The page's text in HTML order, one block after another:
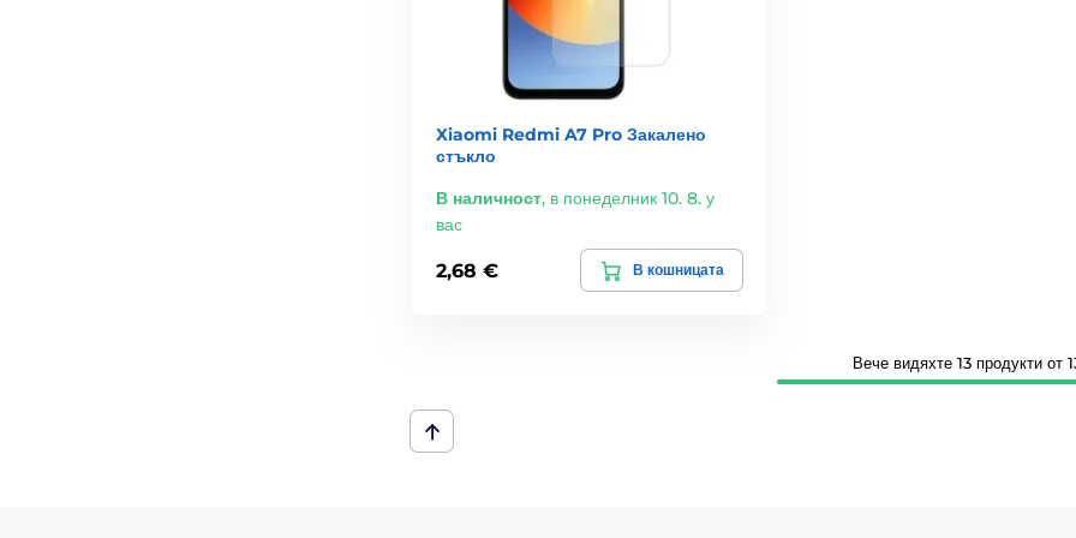
Xiaomi Redmi A7 Pro Закалено
стъкло
В наличност, в понеделник 10. 8. у
вас
2,68 € В кошницата
Вече видяхте 13 продукти от